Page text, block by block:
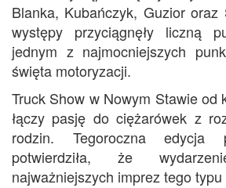
Blanka, Kubańczyk, Guzior oraz
występy przyciągnęły liczną
jednym z najmocniejszych
święta motoryzacji.
Truck Show w Nowym Stawie od
łączy pasję do ciężarówek z
rodzin. Tegoroczna
potwierdziła, że
najważniejszych imprez tego